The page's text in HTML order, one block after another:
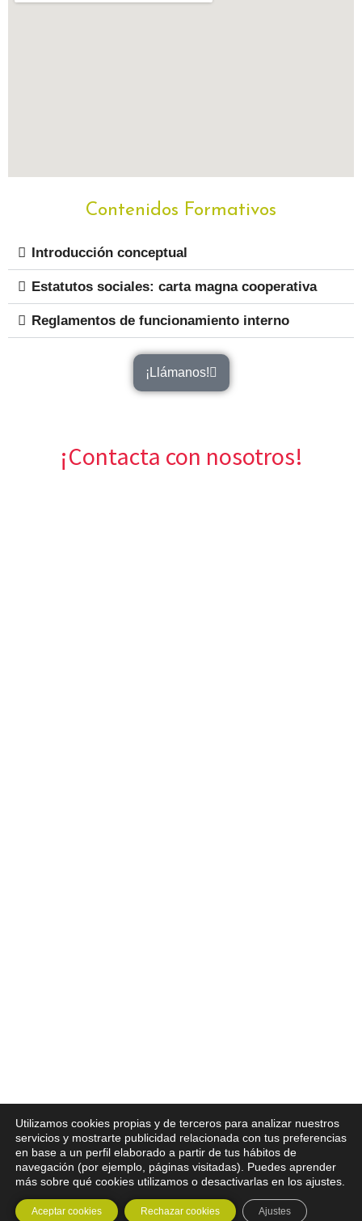
Contenidos Formativos
Introducción conceptual
Estatutos sociales: carta magna cooperativa
Reglamentos de funcionamiento interno
¡Llámanos!
¡Contacta con nosotros!
Utilizamos cookies propias y de terceros para analizar nuestros
servicios y mostrarte publicidad relacionada con tus preferencias
en base a un perfil elaborado a partir de tus hábitos de
navegación (por ejemplo, páginas visitadas). Puedes aprender
más sobre qué cookies utilizamos o desactivarlas en los ajustes.
Aceptar cookies Rechazar cookies Ajustes